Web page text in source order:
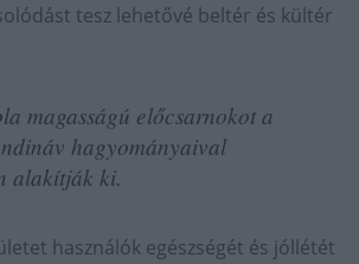
tesz lehetővé beltér és kültér
magasságú előcsarnokot a
hagyományaival
alakítják ki.
használók egészségét és jóllétét